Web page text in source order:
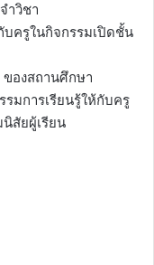
ำวิชา
บครูในกิจกรรมเปิดชั้น
ของสถานศึกษา
รมการเรียนรู้ให้กับครู
สัยผู้เรียน